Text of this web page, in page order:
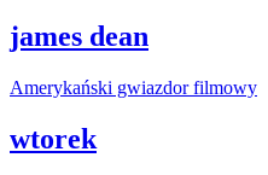
james dean
Amerykański gwiazdor filmowy
wtorek